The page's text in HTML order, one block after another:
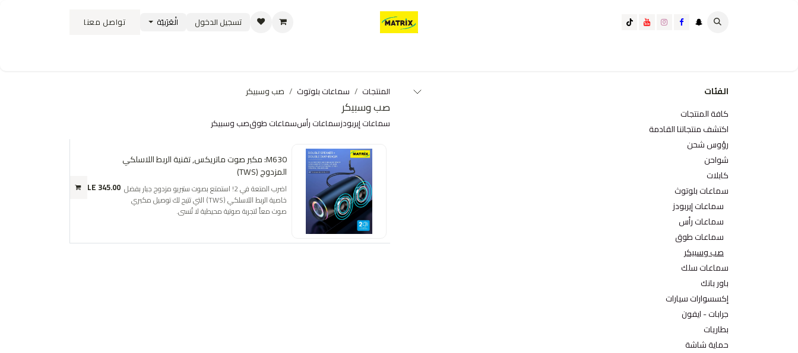
تسجيل الدخول الْعَرَبيّة تواصل معنا
الفئات
كافة المنتجات
اكتشف منتجاتنا القادمة
رؤوس شحن
شواحن
كابلات
سماعات بلوتوث
سماعات إيربودز
سماعات رأس
سماعات طوق
صب وسبيكر
سماعات سلك
باور بانك
إكسسوارات سيارات
جرابات - ايفون
بطاريات
حماية شاشة
المنتجات سماعات بلوتوث صب وسبيكر
صب وسبيكر
سماعات إيربودزسماعات رأسسماعات طوقصب وسبيكر
M630: مكبر صوت ماتريكس, تقنية الربط اللاسلكي
المزدوج (TWS)
اضرب المتعة في 2! استمتع بصوت ستيريو مزدوج جبار بفضل
خاصية الربط اللاسلكي (TWS) التي تتيح لك توصيل مكبري
صوت معاً لتجربة صوتية محيطية لا تُنسى.
345.00